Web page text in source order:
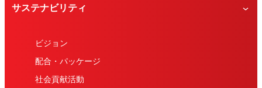
サステナビリティ
ビジョン
配合・パッケージ
社会貢献活動